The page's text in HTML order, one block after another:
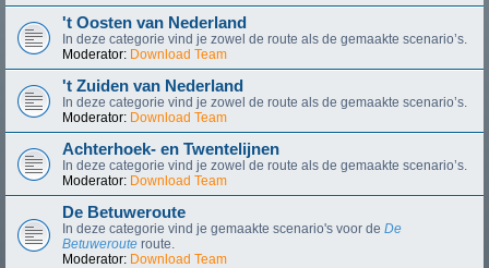
't Oosten van Nederland
In deze categorie vind je zowel de route als de gemaakte scenario’s.
Moderator: Download Team
't Zuiden van Nederland
In deze categorie vind je zowel de route als de gemaakte scenario’s.
Moderator: Download Team
Achterhoek- en Twentelijnen
In deze categorie vind je zowel de route als de gemaakte scenario’s.
Moderator: Download Team
De Betuweroute
In deze categorie vind je gemaakte scenario's voor de De
Betuweroute route.
Moderator: Download Team